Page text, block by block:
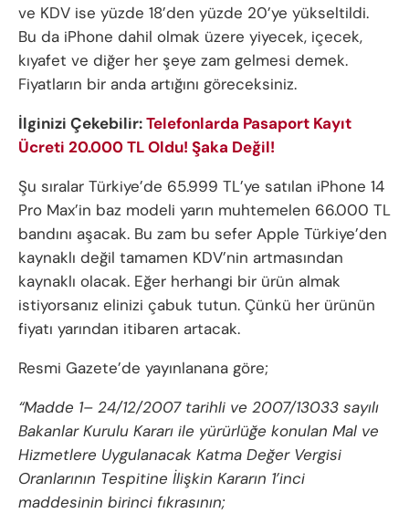
ve KDV ise yüzde 18’den yüzde 20’ye yükseltildi.
Bu da iPhone dahil olmak üzere yiyecek, içecek,
kıyafet ve diğer her şeye zam gelmesi demek.
Fiyatların bir anda artığını göreceksiniz.
İlginizi Çekebilir:Telefonlarda Pasaport Kayıt
Ücreti 20.000 TL Oldu! Şaka Değil!
Şu sıralar Türkiye’de 65.999 TL’ye satılan iPhone 14
Pro Max’in baz modeli yarın muhtemelen 66.000 TL
bandını aşacak. Bu zam bu sefer Apple Türkiye’den
kaynaklı değil tamamen KDV’nin artmasından
kaynaklı olacak. Eğer herhangi bir ürün almak
istiyorsanız elinizi çabuk tutun. Çünkü her ürünün
fiyatı yarından itibaren artacak.
Resmi Gazete’de yayınlanana göre;
“Madde 1– 24/12/2007 tarihli ve 2007/13033 sayılı
Bakanlar Kurulu Kararı ile yürürlüğe konulan Mal ve
Hizmetlere Uygulanacak Katma Değer Vergisi
Oranlarının Tespitine İlişkin Kararın 1’inci
maddesinin birinci fıkrasının;